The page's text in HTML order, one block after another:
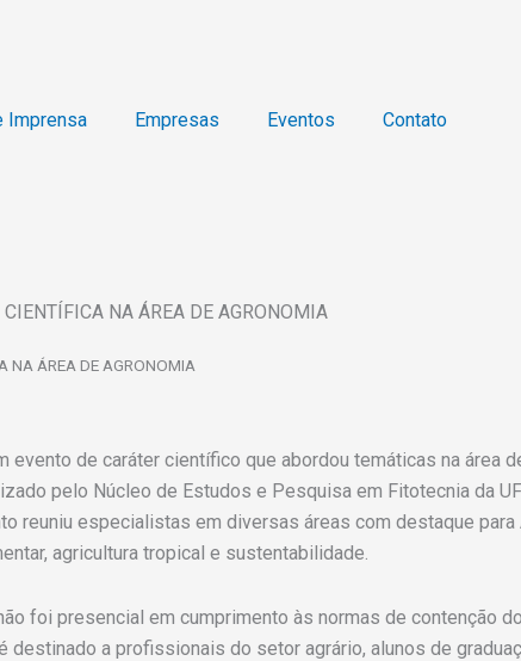
Imprensa Empresas Eventos Contato
NA ÁREA DE AGRONOMIA
NA ÁREA DE AGRONOMIA
de caráter científico que abordou temáticas na área
pelo Núcleo de Estudos e Pesquisa em Fitotecnia da
reuniu especialistas em diversas áreas com destaque
agricultura tropical e sustentabilidade.
foi presencial em cumprimento às normas de contenção do
a profissionais do setor agrário, alunos de